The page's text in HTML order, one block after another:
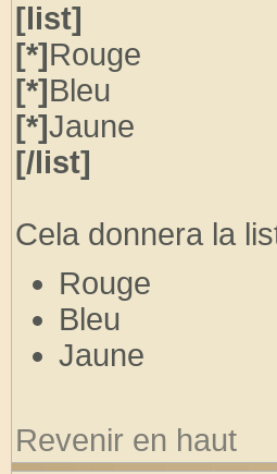
[list]
[*]Rouge
[*]Bleu
[*]Jaune
[/list]
Cela donnera la
Rouge
Bleu
Jaune
Revenir en haut